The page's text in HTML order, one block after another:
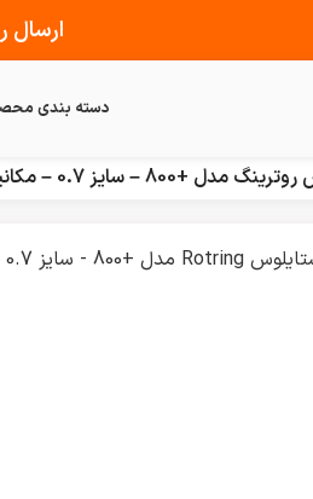
ارسال
دسته بندی
0.7 – مکانیزم 2 مرحله‌ای – دارای جعبه